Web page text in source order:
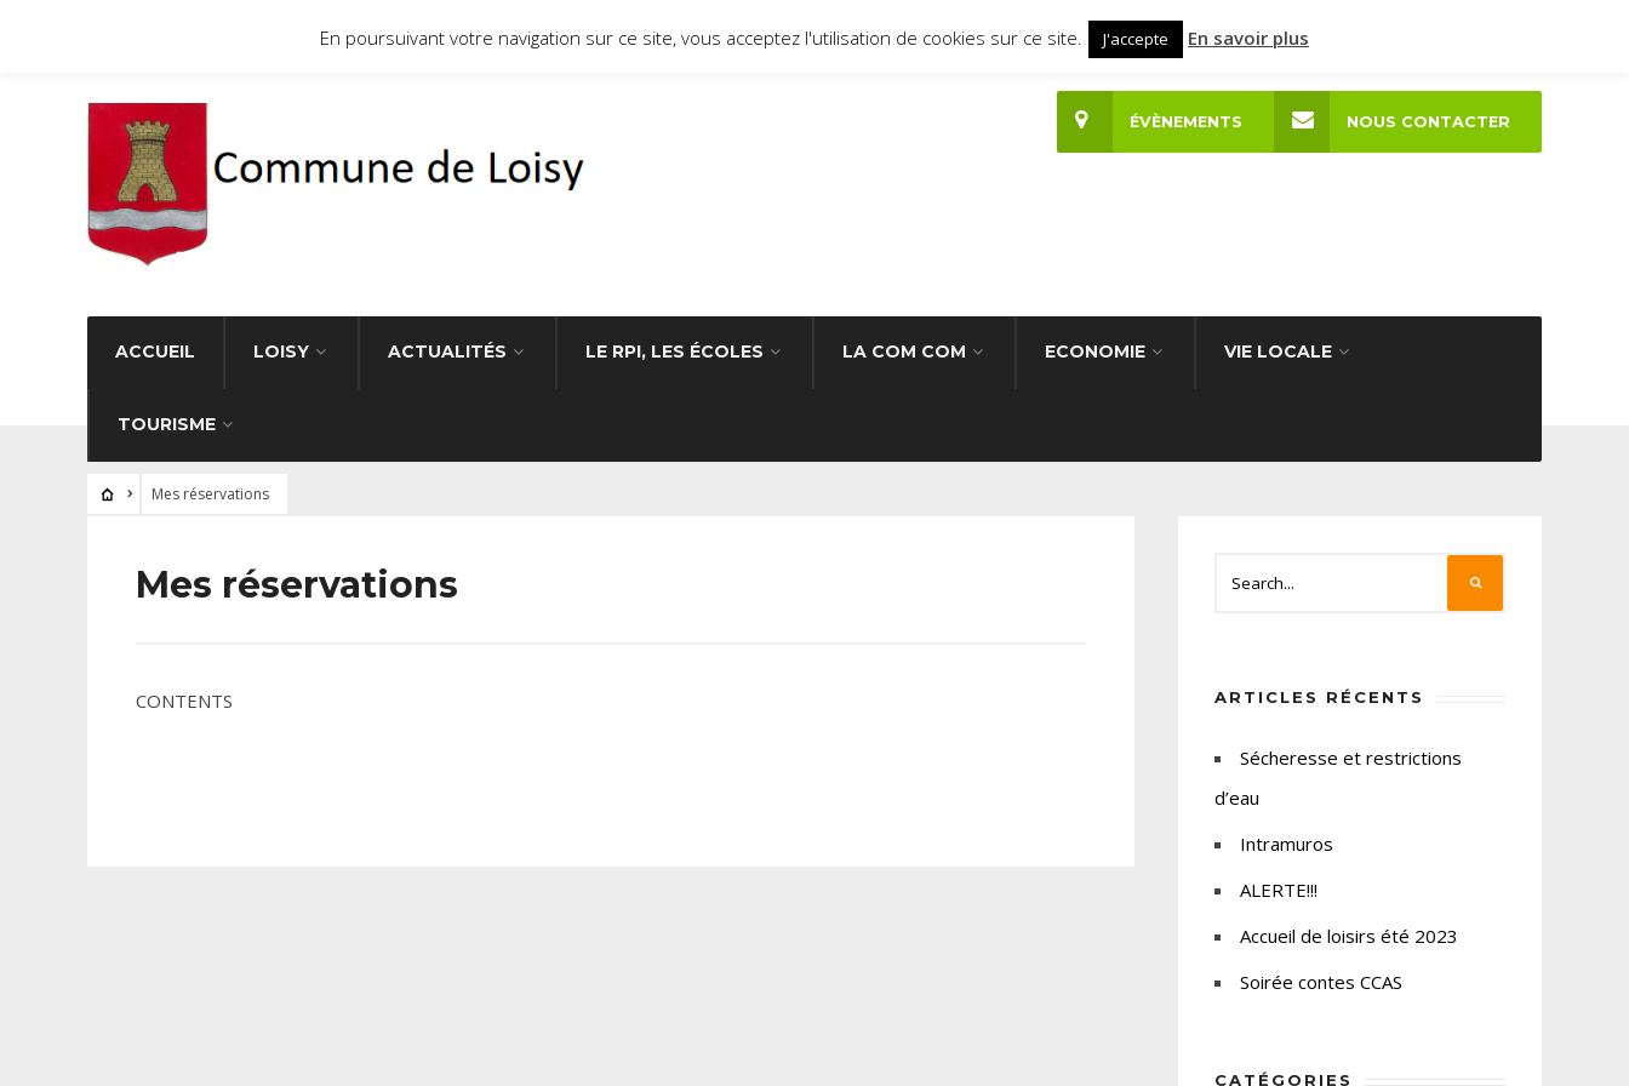
Site officiel de la commune de Loisy 71290
ACCUEIL LOISY ACTUALITÉS LE RPI, LES ÉCOLES LA COM COM ECONOMIE VIE LOCALE
TOURISME
ÉVÈNEMENTS NOUS CONTACTER
Mes réservations
Mes réservations
CONTENTS ARTICLES RÉCENTS
Sécheresse et restrictions
d’eau
Intramuros
ALERTE!!!
Accueil de loisirs été 2023
Soirée contes CCAS
CATÉGORIES
En poursuivant votre navigation sur ce site, vous acceptez l'utilisation de cookies sur ce site. J'accepte En savoir plus